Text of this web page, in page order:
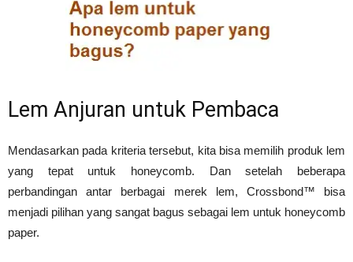
Lem Anjuran untuk Pembaca
Mendasarkan pada kriteria tersebut, kita bisa memilih produk lem
yang tepat untuk honeycomb. Dan setelah beberapa
perbandingan antar berbagai merek lem, Crossbond™ bisa
menjadi pilihan yang sangat bagus sebagai lem untuk honeycomb
paper.